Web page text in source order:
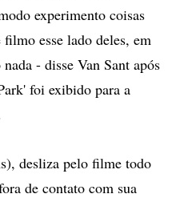
experimento coisas
filmo esse lado deles, em
- disse Van Sant após
foi exibido para a
desliza pelo filme todo
de contato com sua